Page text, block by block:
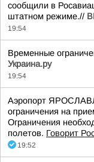
сообщили в
штатном режиме.//
19:54
Временные
Украина.ру
19:54
Аэропорт
ограничения на
Ограничения
полетов. Говорит
19:52